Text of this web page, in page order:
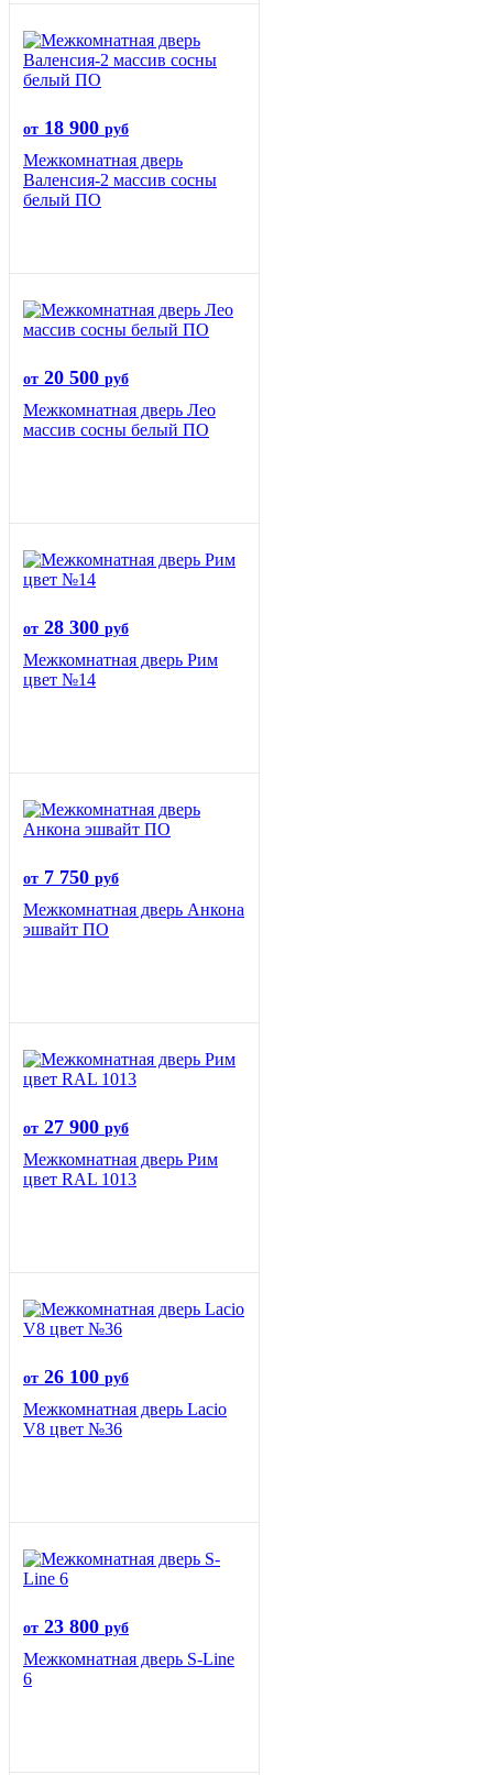
от 18 900 руб
Межкомнатная дверь
Валенсия-2 массив сосны
белый ПО
от 20 500 руб
Межкомнатная дверь Лео
массив сосны белый ПО
от 28 300 руб
Межкомнатная дверь Рим
цвет №14
от 7 750 руб
Межкомнатная дверь Анкона
эшвайт ПО
от 27 900 руб
Межкомнатная дверь Рим
цвет RAL 1013
от 26 100 руб
Межкомнатная дверь Lacio
V8 цвет №36
от 23 800 руб
Межкомнатная дверь S-Line
6